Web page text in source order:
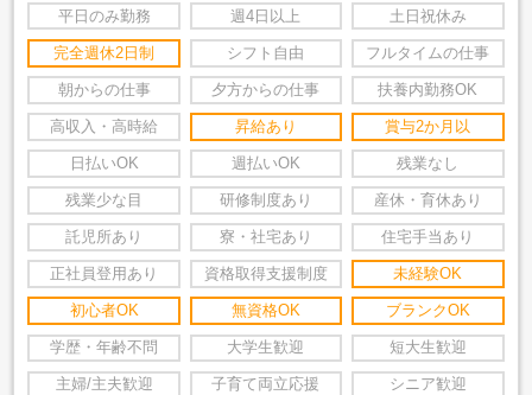
平日のみ勤務 週4日以上 土日祝休み
完全週休2日制 シフト自由 フルタイムの仕事
朝からの仕事 夕方からの仕事 扶養内勤務OK
高収入・高時給 昇給あり 賞与2か月以
日払いOK 週払いOK 残業なし
残業少な目 研修制度あり 産休・育休あり
託児所あり 寮・社宅あり 住宅手当あり
正社員登用あり 資格取得支援制度 未経験OK
初心者OK 無資格OK ブランクOK
学歴・年齢不問 大学生歓迎 短大生歓迎
主婦/主夫歓迎 子育て両立応援 シニア歓迎